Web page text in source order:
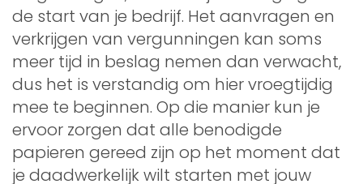
de start van je bedrijf. Het aanvragen en
verkrijgen van vergunningen kan soms
meer tijd in beslag nemen dan verwacht,
dus het is verstandig om hier vroegtijdig
mee te beginnen. Op die manier kun je
ervoor zorgen dat alle benodigde
papieren gereed zijn op het moment dat
je daadwerkelijk wilt starten met jouw